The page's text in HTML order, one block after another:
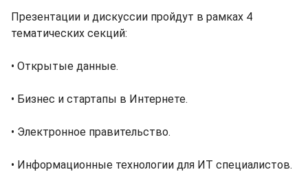
Презентации и дискуссии пройдут в рамках 4
тематических секций:
• Открытые данные.
• Бизнес и стартапы в Интернете.
• Электронное правительство.
• Информационные технологии для ИТ специалистов.